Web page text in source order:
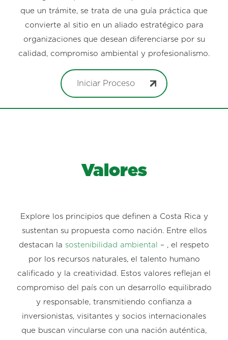
que un trámite, se trata de una guía práctica que
convierte al sitio en un aliado estratégico para
organizaciones que desean diferenciarse por su
calidad, compromiso ambiental y profesionalismo.
Iniciar Proceso
Valores
Explore los principios que definen a Costa Rica y
sustentan su propuesta como nación. Entre ellos
destacan la sostenibilidad ambiental
– , el respeto
por los recursos naturales, el talento humano
calificado y la creatividad. Estos valores reflejan el
compromiso del país con un desarrollo equilibrado
y responsable, transmitiendo confianza a
inversionistas, visitantes y socios internacionales
que buscan vincularse con una nación auténtica,